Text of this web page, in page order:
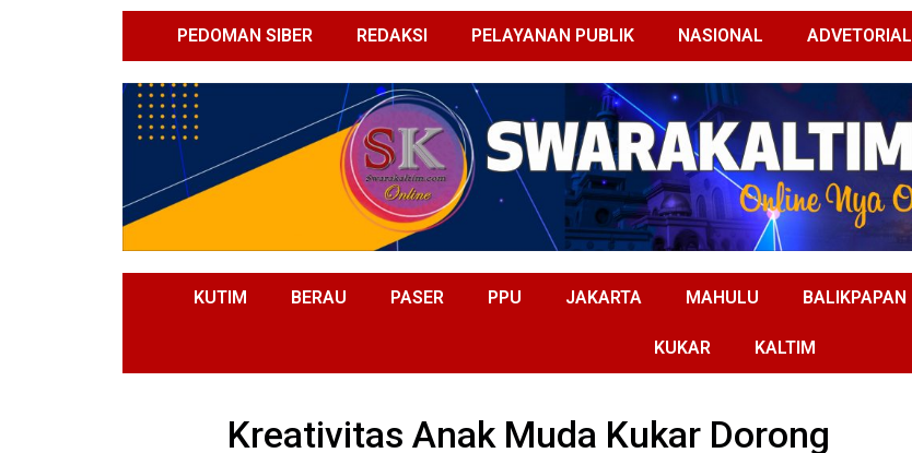
PEDOMAN SIBER REDAKSI PELAYANAN PUBLIK NASIONAL ADVETORIAL
KUTIM BERAU PASER PPU JAKARTA MAHULU BALIKPAPAN
KUKAR KALTIM
Kreativitas Anak Muda Kukar Dorong